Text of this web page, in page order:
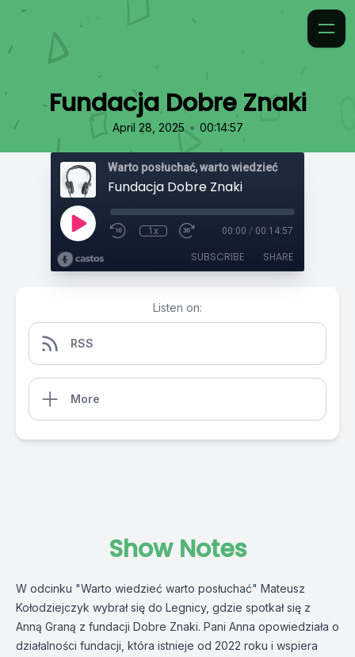
Fundacja Dobre Znaki
April 28, 2025 • 00:14:57
Warto posłuchać, warto wiedzieć
Fundacja Dobre Znaki
1x 00:00 / 00:14:57
SUBSCRIBE SHARE
Listen on:
RSS
More
Show Notes
W odcinku "Warto wiedzieć warto posłuchać" Mateusz
Kołodziejczyk wybrał się do Legnicy, gdzie spotkał się z
Anną Graną z fundacji Dobre Znaki. Pani Anna opowiedziała o
działalności fundacji, która istnieje od 2022 roku i wspiera